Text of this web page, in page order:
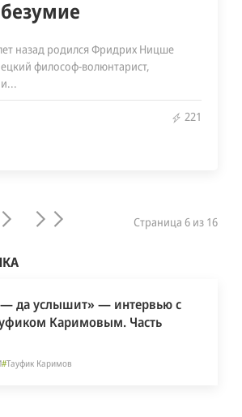
назад родился Фридрих Ницше
философ-волюнтарист,
221
Страница 6 из 16
да услышит» — интервью с
Каримовым. Часть
#Тауфик Каримов